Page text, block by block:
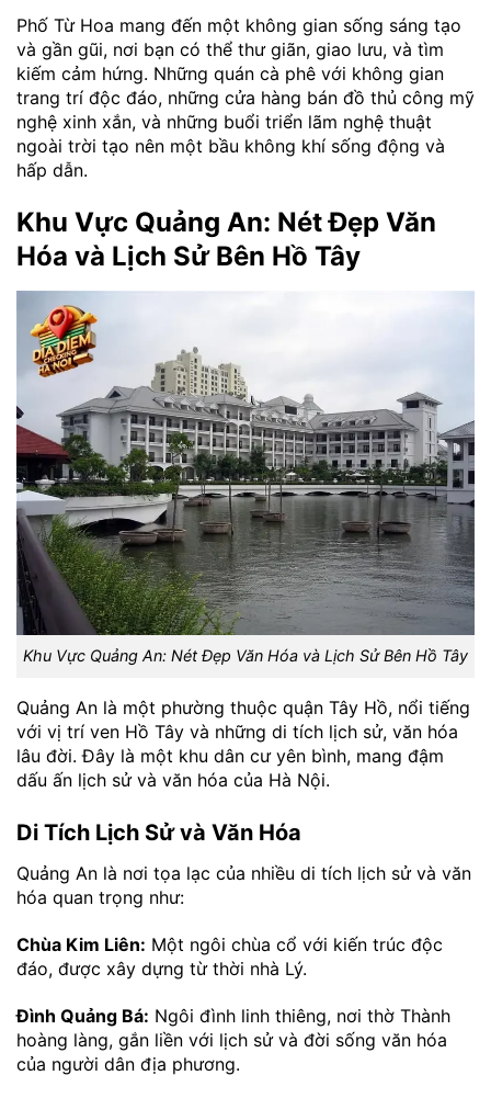
Phố Từ Hoa mang đến một không gian sống sáng tạo
và gần gũi, nơi bạn có thể thư giãn, giao lưu, và tìm
kiếm cảm hứng. Những quán cà phê với không gian
trang trí độc đáo, những cửa hàng bán đồ thủ công mỹ
nghệ xinh xắn, và những buổi triển lãm nghệ thuật
ngoài trời tạo nên một bầu không khí sống động và
hấp dẫn.
Khu Vực Quảng An: Nét Đẹp Văn
Hóa và Lịch Sử Bên Hồ Tây
Khu Vực Quảng An: Nét Đẹp Văn Hóa và Lịch Sử Bên Hồ Tây
Quảng An là một phường thuộc quận Tây Hồ, nổi tiếng
với vị trí ven Hồ Tây và những di tích lịch sử, văn hóa
lâu đời. Đây là một khu dân cư yên bình, mang đậm
dấu ấn lịch sử và văn hóa của Hà Nội.
Di Tích Lịch Sử và Văn Hóa
Quảng An là nơi tọa lạc của nhiều di tích lịch sử và văn
hóa quan trọng như:
Chùa Kim Liên: Một ngôi chùa cổ với kiến trúc độc
đáo, được xây dựng từ thời nhà Lý.
Đình Quảng Bá: Ngôi đình linh thiêng, nơi thờ Thành
hoàng làng, gắn liền với lịch sử và đời sống văn hóa
của người dân địa phương.